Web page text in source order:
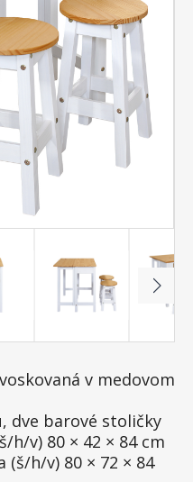
v medovom
dve barové stoličky
h/v) 80 × 42 × 84 cm
h/v) 80 × 72 × 84